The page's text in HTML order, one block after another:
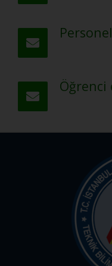
Öğrenci